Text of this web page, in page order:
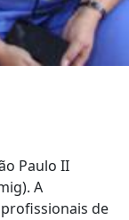
Paulo II
A
de